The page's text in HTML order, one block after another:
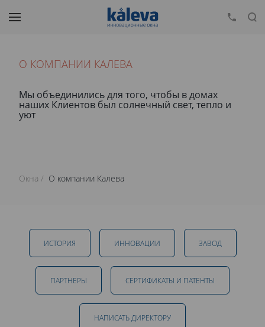
О КОМПАНИИ КАЛЕВА
Мы объединились для того, чтобы в домах
наших Клиентов был солнечный свет, тепло и
уют
Окна О компании Калева
ИСТОРИЯ ИННОВАЦИИ ЗАВОД
ПАРТНЕРЫ СЕРТИФИКАТЫ И ПАТЕНТЫ
НАПИСАТЬ ДИРЕКТОРУ